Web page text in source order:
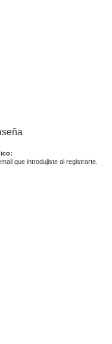
que introdujiste al registrarte.